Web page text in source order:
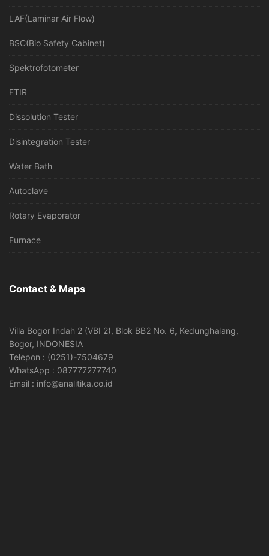
LAF(Laminar Air Flow)
BSC(Bio Safety Cabinet)
Spektrofotometer
FTIR
Dissolution Tester
Disintegration Tester
Water Bath
Autoclave
Rotary Evaporator
Furnace
Contact & Maps
Villa Bogor Indah 2 (VBI 2), Blok BB2 No. 6, Kedunghalang,
Bogor, INDONESIA
Telepon : (0251)-7504679
WhatsApp : 087777277740
Email : info@analitika.co.id